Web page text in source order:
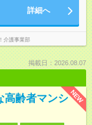
詳細へ
介護事業部
掲載日：2026.08.07
NEW
高齢者マンシ